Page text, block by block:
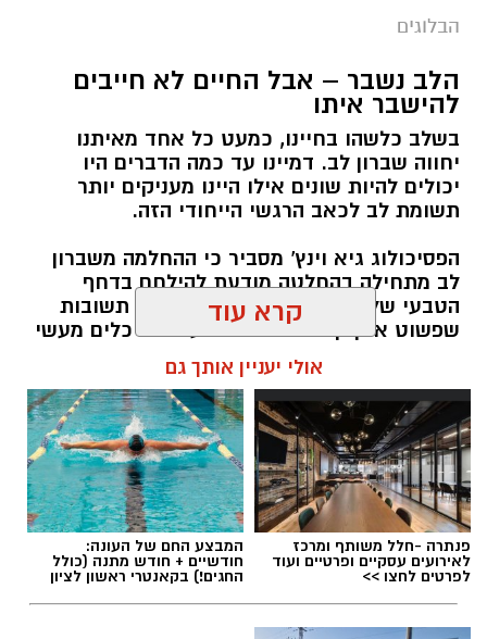
יש לכם מידע חשוב שטרם נחשף? צילומים מאירוע
חדשותי? מצאתם טעות בכתבה? נשמח שתשתפו
אותנו
הבלוגים
הלב נשבר – אבל החיים לא חייבים
להישבר איתו
בשלב כלשהו בחיינו, כמעט כל אחד מאיתנו
יחווה שברון לב. דמיינו עד כמה הדברים היו
יכולים להיות שונים אילו היינו מעניקים יותר
תשומת לב לכאב הרגשי הייחודי הזה.
הפסיכולוג גיא וינץ' מסביר כי ההחלמה משברון
לב מתחילה בהחלטה מודעת להילחם בדחף
הטבעי שלנו לייפות את העבר ולחפש תשובות
שפשוט אינן קיימות. הוא מציע ארגז כלים מעשי
שיעזור לנו, בהדרגה, להשתחרר מהכאב ולהמשיך
הלב שלנו אולי נשבר לפעמים, אבל אנחנו לא
חייבים להישבר יחד איתו.
מערכת האתר / 09:04 23.07.26
קרא עוד
אולי יעניין אותך גם
פנתרה -חלל משותף ומרכז
לאירועים עסקיים ופרטיים ועוד
לפרטים לחצו >>
המבצע החם של העונה:
חודשיים + חודש מתנה (כולל
החגים!) בקאנטרי ראשון לציון